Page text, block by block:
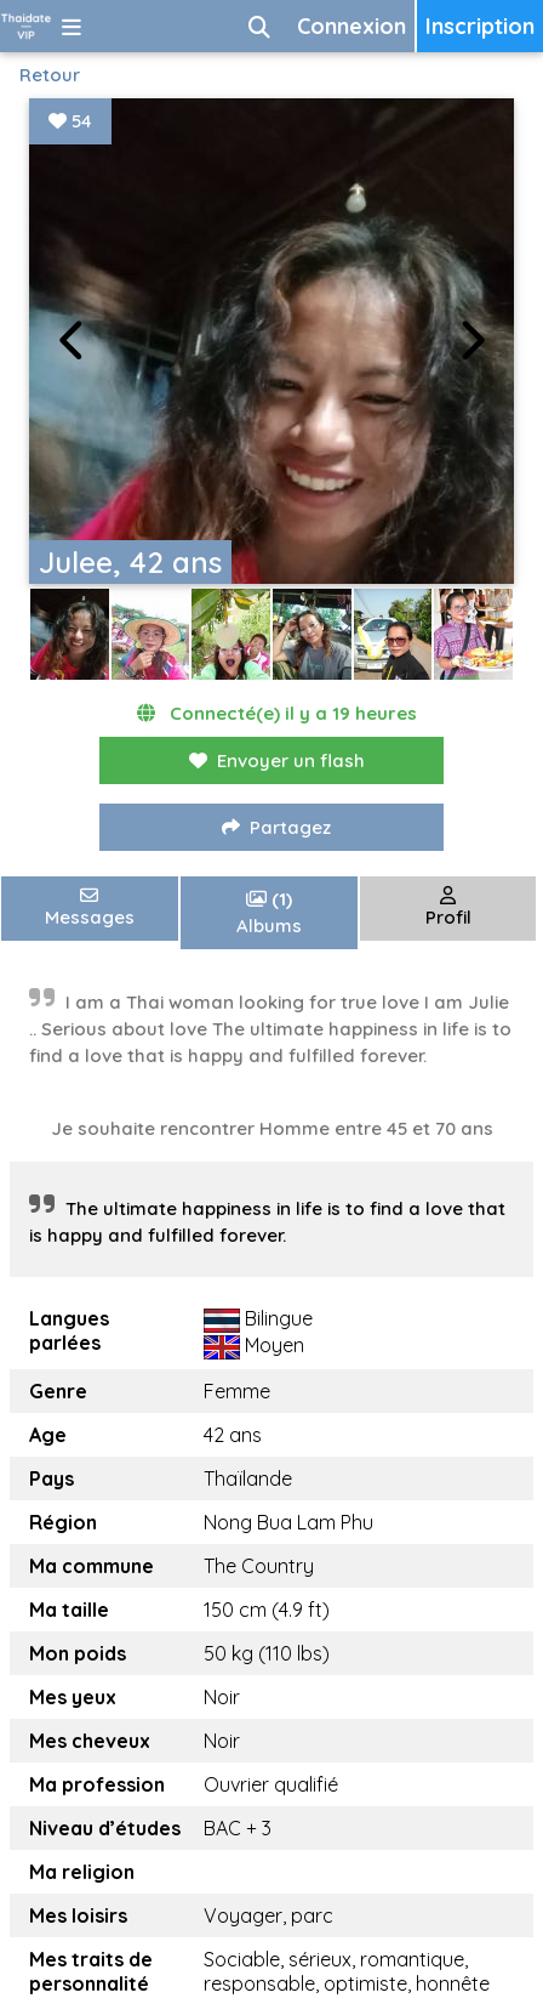
Inscription
Connexion
Retour
Julee, 42 ans
54
Connecté(e) il y a 19 heures
Envoyer un flash
Partagez
Messages
(1)
Albums
Profil
I am a Thai woman looking for true love I am Julie
.. Serious about love The ultimate happiness in life is to
find a love that is happy and fulfilled forever.
Je souhaite rencontrer Homme entre 45 et 70 ans
The ultimate happiness in life is to find a love that
is happy and fulfilled forever.
Langues
parlées
Bilingue
Moyen
Genre
Femme
Age
42 ans
Pays
Thaïlande
Région
Nong Bua Lam Phu
Ma commune
The Country
Ma taille
150 cm (4.9 ft)
Mon poids
50 kg (110 lbs)
Mes yeux
Noir
Mes cheveux
Noir
Ma profession
Ouvrier qualifié
Niveau d’études
BAC + 3
Ma religion
Mes loisirs
Voyager, parc
Mes traits de
personnalité
Sociable, sérieux, romantique,
responsable, optimiste, honnête